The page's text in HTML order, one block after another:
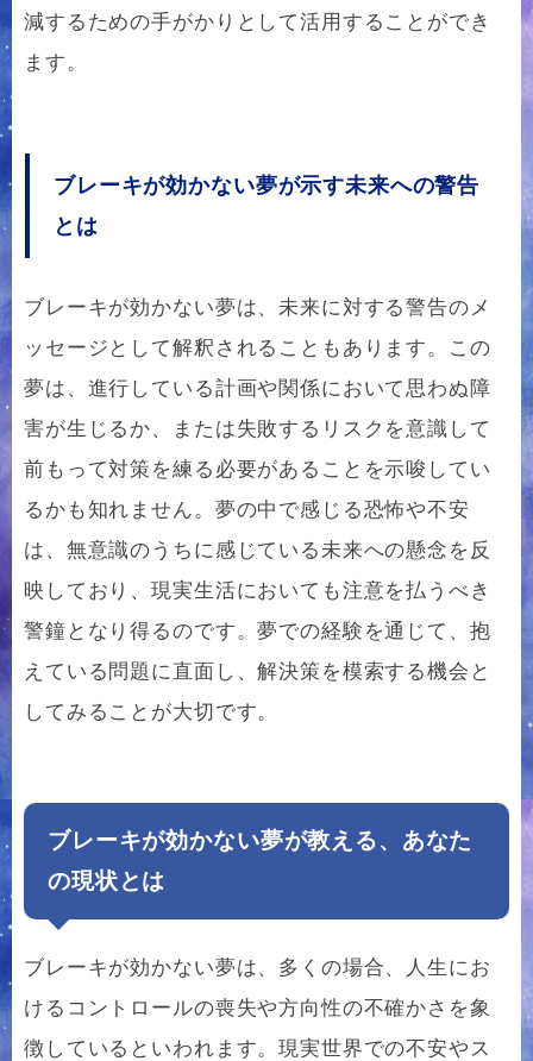
減するための手がかりとして活用することができ
ます。
ブレーキが効かない夢が示す未来への警告
とは
ブレーキが効かない夢は、未来に対する警告のメ
ッセージとして解釈されることもあります。この
夢は、進行している計画や関係において思わぬ障
害が生じるか、または失敗するリスクを意識して
前もって対策を練る必要があることを示唆してい
るかも知れません。夢の中で感じる恐怖や不安
は、無意識のうちに感じている未来への懸念を反
映しており、現実生活においても注意を払うべき
警鐘となり得るのです。夢での経験を通じて、抱
えている問題に直面し、解決策を模索する機会と
してみることが大切です。
ブレーキが効かない夢が教える、あなた
の現状とは
ブレーキが効かない夢は、多くの場合、人生にお
けるコントロールの喪失や方向性の不確かさを象
徴しているといわれます。現実世界での不安やス